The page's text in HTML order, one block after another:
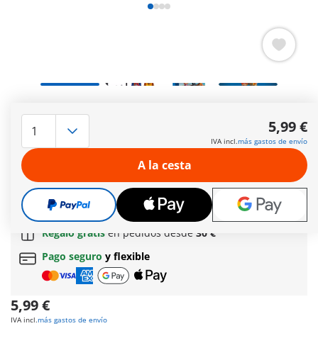
su pistola y el otro esgrime un sable y una bandera. ¡La
próxima batalla está servida!
Más información
Envío gratis a partir normalde 60 € (Península y
Baleares)
Envío gratis
a partir de 60 €
(Península y Baleares) |
a partir de150 €(Canarias, Ceuta y Melilla)
Regalo gratis en pedidos desde 30 €
Pago seguro y flexible
5,99 €
IVA incl.más gastos de envío
5,99 €
IVA incl.más gastos de envío
A la cesta